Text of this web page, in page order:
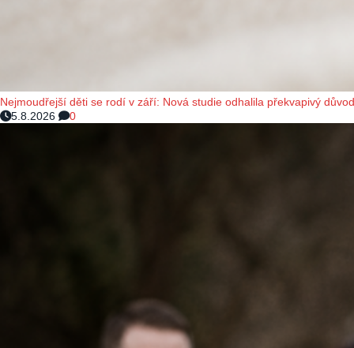
Nejmoudřejší děti se rodí v září: Nová studie odhalila překvapivý
5.8.2026
0